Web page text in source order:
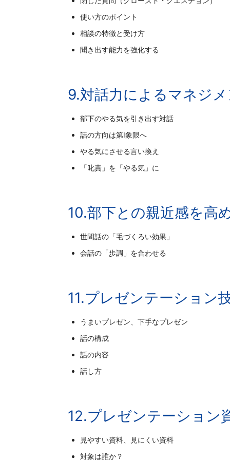
使い方のポイント
相談の特徴と受け方
聞き出す能力を強化する
9.対話力によるマネジメ
部下のやる気を引き出す対話
話の方向は第Ⅰ象限へ
やる気にさせる言い換え
「叱責」を「やる気」に
10.部下との親近感を高
世間話の「毛づくろい効果」
会話の「歩調」を合わせる
11.プレゼンテーション
うまいプレゼン、下手なプレゼン
話の構成
話の内容
話し方
12.プレゼンテーション
見やすい資料、見にくい資料
対象は誰か？